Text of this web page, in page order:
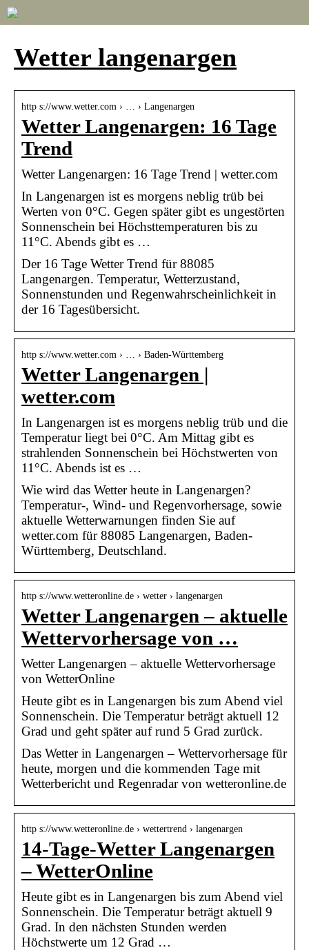
Wetter langenargen
http s://www.wetter.com › … › Langenargen
Wetter Langenargen: 16 Tage
Trend
Wetter Langenargen: 16 Tage Trend | wetter.com
In Langenargen ist es morgens neblig trüb bei
Werten von 0°C. Gegen später gibt es ungestörten
Sonnenschein bei Höchsttemperaturen bis zu
11°C. Abends gibt es …
Der 16 Tage Wetter Trend für 88085
Langenargen. Temperatur, Wetterzustand,
Sonnenstunden und Regenwahrscheinlichkeit in
der 16 Tagesübersicht.
http s://www.wetter.com › … › Baden-Württemberg
Wetter Langenargen |
wetter.com
In Langenargen ist es morgens neblig trüb und die
Temperatur liegt bei 0°C. Am Mittag gibt es
strahlenden Sonnenschein bei Höchstwerten von
11°C. Abends ist es …
Wie wird das Wetter heute in Langenargen?
Temperatur-, Wind- und Regenvorhersage, sowie
aktuelle Wetterwarnungen finden Sie auf
wetter.com für 88085 Langenargen, Baden-
Württemberg, Deutschland.
http s://www.wetteronline.de › wetter › langenargen
Wetter Langenargen – aktuelle
Wettervorhersage von …
Wetter Langenargen – aktuelle Wettervorhersage
von WetterOnline
Heute gibt es in Langenargen bis zum Abend viel
Sonnenschein. Die Temperatur beträgt aktuell 12
Grad und geht später auf rund 5 Grad zurück.
Das Wetter in Langenargen – Wettervorhersage für
heute, morgen und die kommenden Tage mit
Wetterbericht und Regenradar von wetteronline.de
http s://www.wetteronline.de › wettertrend › langenargen
14-Tage-Wetter Langenargen
– WetterOnline
Heute gibt es in Langenargen bis zum Abend viel
Sonnenschein. Die Temperatur beträgt aktuell 9
Grad. In den nächsten Stunden werden
Höchstwerte um 12 Grad …